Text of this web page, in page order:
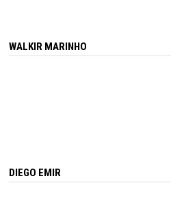
WALKIR MARINHO
DIEGO EMIR